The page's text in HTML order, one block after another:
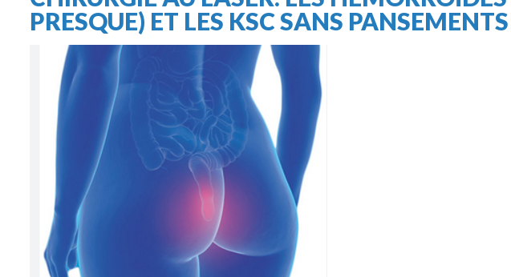
PRESQUE) ET LES KSC SANS